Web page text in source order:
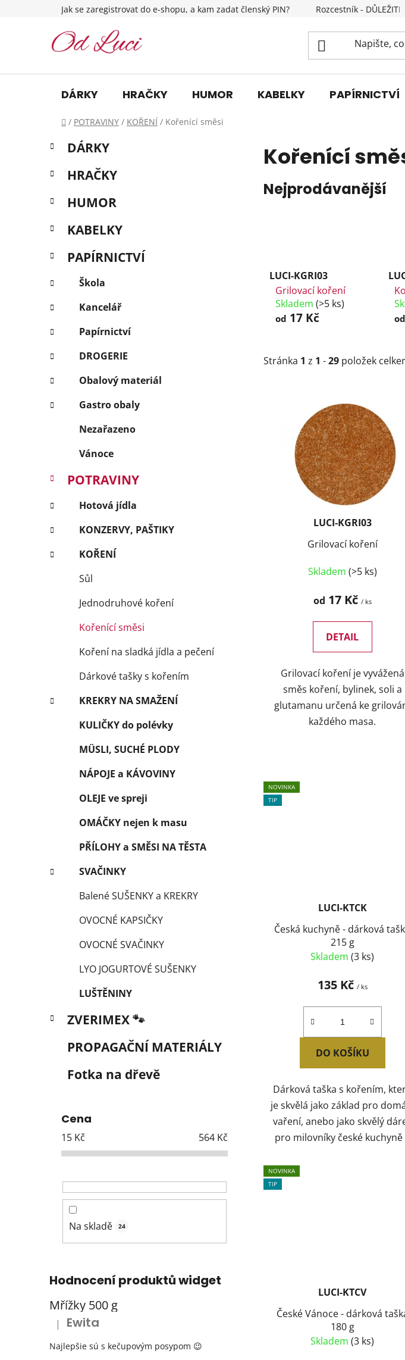
Jak se zaregistrovat do e-shopu, a kam zadat členský PIN? Rozcestník - DŮLEŽITÉ
DÁRKY HRAČKY HUMOR KABELKY PAPÍRNICTVÍ
Domů
/ POTRAVINY / KOŘENÍ / Kořenící směsi
P
o
s
r
n
n
í
p
n
e
l
Přeskočit
kategorie
K
a
e
o
i
DÁRKY
HRAČKY
HUMOR
KABELKY
PAPÍRNICTVÍ
Škola
Kancelář
Papírnictví
DROGERIE
Obalový materiál
Gastro obaly
Nezařazeno
Vánoce
POTRAVINY
Hotová jídla
KONZERVY, PAŠTIKY
KOŘENÍ
Sůl
Jednodruhové koření
Kořenící směsi
Koření na sladká jídla a pečení
Dárkové tašky s kořením
KREKRY NA SMAŽENÍ
KULIČKY do polévky
MÜSLI, SUCHÉ PLODY
NÁPOJE a KÁVOVINY
OLEJE ve spreji
OMÁČKY nejen k masu
PŘÍLOHY a SMĚSI NA TĚSTA
SVAČINKY
Balené SUŠENKY a KREKRY
OVOCNÉ KAPSIČKY
OVOCNÉ SVAČINKY
LYO JOGURTOVÉ SUŠENKY
LUŠTĚNINY
ZVERIMEX 🐾
PROPAGAČNÍ MATERIÁLY
Fotka na dřevě
Cena
15 Kč 564 Kč
Na skladě 24
Hodnocení produktů widget
Mřížky 500 g
Hodnocení produktu je 5 z 5 hvězdiček.
| Ewita
Najlepšie sú s kečupovým posypom 😉
Kořenící
Nejprodávanější
LUCI-KGRI03
Grilovací koření
Skladem (>5 ks)
od 17 Kč od
Stránka 1 z 1 -29 položek
LUCI-KGRI03
Grilovací koření
Skladem (>5 ks)
od 17 Kč / ks
DETAIL
Grilovací koření je vyvážená
směs koření, bylinek, soli a
glutamanu určená ke
každého masa.
NOVINKA
TIP
LUCI-KTCK
Česká kuchyně - dárková
215 g
Skladem(3 ks)
135 Kč / ks
DO KOŠÍKU
Dárková taška s kořením,
je skvělá jako základ pro
vaření, anebo jako skvělý
pro milovníky české kuchyně
NOVINKA
TIP
LUCI-KTCV
České Vánoce - dárková
180 g
Skladem(3 ks)